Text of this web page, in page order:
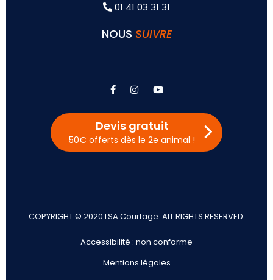
01 41 03 31 31
NOUS SUIVRE
facebookinstagramyoutube
Devis gratuit
50€ offerts dès le 2e animal !
COPYRIGHT © 2020 LSA Courtage. ALL RIGHTS RESERVED.
Accessibilité : non conforme
Mentions légales